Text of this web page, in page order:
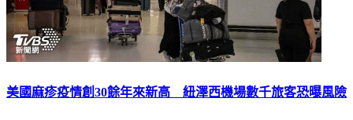
美國麻疹疫情創30餘年來新高 紐澤西機場數千旅客恐曝風險